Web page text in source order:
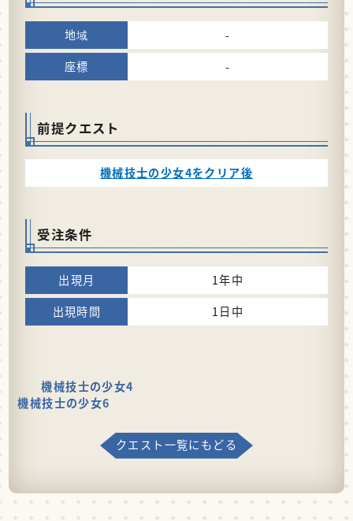
-
-
前提クエスト
機械技士の少女4をクリア後
受注条件
1年中
1日中
機械技士の少女4
機械技士の少女6
クエスト一覧にもどる